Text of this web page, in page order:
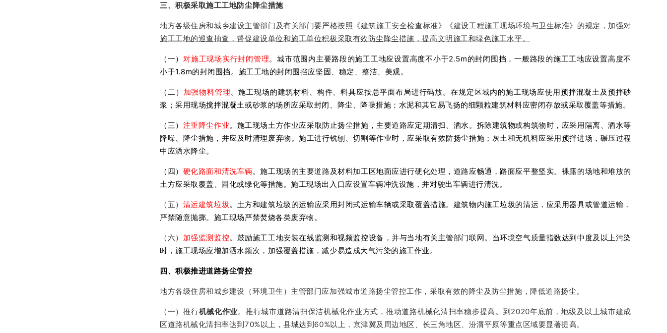
三、积极采取施工工地防尘降尘措施
地方各级住房和城乡建设主管部门及有关部门要严格按照《建筑施工安全检查标准》《建设工程施工现场环境与卫生标准》的规定， 加强对
施工工地的巡查抽查，督促建设单位和施工单位积极采取有效防尘降尘措施，提高文明施工和绿色施工水平。
（一）对施工现场实行封闭管理。城市范围内主要路段的施工工地应设置高度不小于2.5m的封闭围挡，一般路段的施工工地应设置高度不
小于1.8m的封闭围挡。施工工地的封闭围挡应坚固、稳定、整洁、美观。
（二） 加强物料管理。施工现场的建筑材料、构件、料具应按总平面布局进行码放。在规定区域内的施工现场应使用预拌混凝土及预拌砂
浆；采用现场搅拌混凝土或砂浆的场所应采取封闭、降尘、降噪措施；水泥和其它易飞扬的细颗粒建筑材料应密闭存放或采取覆盖等措施。
（三） 注重降尘作业。施工现场土方作业应采取防止扬尘措施，主要道路应定期清扫、洒水。拆除建筑物或构筑物时，应采用隔离、洒水等
降噪、降尘措施，并应及时清理废弃物。施工进行铣刨、切割等作业时，应采取有效防扬尘措施；灰土和无机料应采用预拌进场，碾压过程
中应洒水降尘。
（四） 硬化路面和清洗车辆。施工现场的主要道路及材料加工区地面应进行硬化处理，道路应畅通，路面应平整坚实。裸露的场地和堆放的
土方应采取覆盖、固化或绿化等措施。施工现场出入口应设置车辆冲洗设施，并对驶出车辆进行清洗。
（五） 清运建筑垃圾。土方和建筑垃圾的运输应采用封闭式运输车辆或采取覆盖措施。建筑物内施工垃圾的清运，应采用器具或管道运输，
严禁随意抛掷。施工现场严禁焚烧各类废弃物。
（六） 加强监测监控。鼓励施工工地安装在线监测和视频监控设备，并与当地有关主管部门联网。当环境空气质量指数达到中度及以上污染
时，施工现场应增加洒水频次，加强覆盖措施，减少易造成大气污染的施工作业。
四、积极推进道路扬尘管控
地方各级住房和城乡建设（环境卫生）主管部门应加强城市道路扬尘管控工作，采取有效的降尘及防尘措施，降低道路扬尘。
（一）推行机械化作业。推行城市道路清扫保洁机械化作业方式，推动道路机械化清扫率稳步提高。到2020年底前，地级及以上城市建成
区道路机械化清扫率达到70%以上，县城达到60%以上，京津冀及周边地区、长三角地区、汾渭平原等重点区域要显著提高。